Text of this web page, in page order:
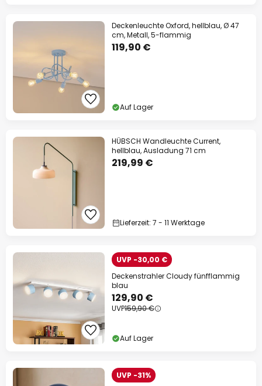
Deckenleuchte Oxford, hellblau, Ø 47
cm, Metall, 5-flammig
119,90 €
Auf Lager
HÜBSCH Wandleuchte Current,
hellblau, Ausladung 71 cm
219,99 €
Lieferzeit: 7 - 11 Werktage
UVP -30,00 €
Deckenstrahler Cloudy fünfflammig
blau
129,90 €
UVP159,90 €
Auf Lager
UVP -31%